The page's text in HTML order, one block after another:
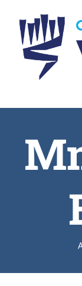
content